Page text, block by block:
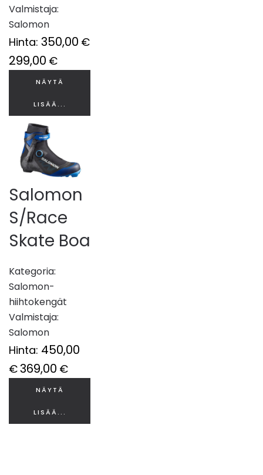
Valmistaja:
Salomon
Hinta: 350,00 €
299,00 €
NÄYTÄ
LISÄÄ...
Salomon
S/Race
Skate Boa
Kategoria:
Salomon-
hiihtokengät
Valmistaja:
Salomon
Hinta: 450,00
€369,00 €
NÄYTÄ
LISÄÄ...